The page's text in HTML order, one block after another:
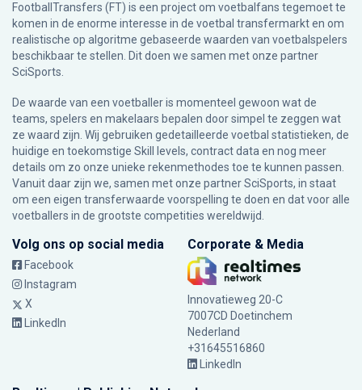
FootballTransfers (FT) is een project om voetbalfans tegemoet te
komen in de enorme interesse in de voetbal transfermarkt en om
realistische op algoritme gebaseerde waarden van voetbalspelers
beschikbaar te stellen. Dit doen we samen met onze partner
SciSports
De waarde van een voetballer is momenteel gewoon wat de
teams, spelers en makelaars bepalen door simpel te zeggen wat
ze waard zijn. Wij gebruiken gedetailleerde voetbal statistieken, de
huidige en toekomstige Skill levels, contract data en nog meer
details om zo onze unieke rekenmethodes toe te kunnen passen.
Vanuit daar zijn we, samen met onze partner SciSports, in staat
om een eigen transferwaarde voorspelling te doen en dat voor alle
voetballers in de grootste competities wereldwijd.
Volg ons op social media
Facebook
Instagram
X
LinkedIn
Corporate & Media
Innovatieweg 20-C
7007CD Doetinchem
Nederland
+31645516860
LinkedIn